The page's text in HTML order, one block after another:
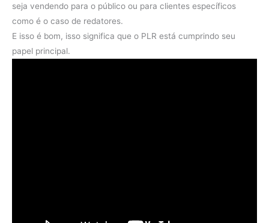
seja vendendo para o público ou para clientes específicos
como é o caso de redatores.
E isso é bom, isso significa que o PLR está cumprindo seu
papel principal.